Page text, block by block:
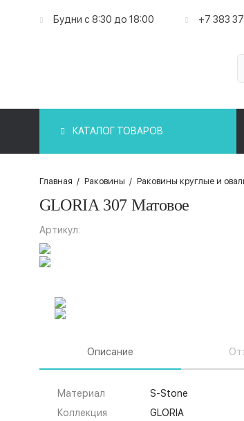
Будни с 8:30 до 18:00 +7 383
КАТАЛОГ ТОВАРОВ
Главная / Раковины / Раковины круглые и
GLORIA 307 Матовое
Артикул:
Описание
Материал
S-Stone
Коллекция
GLORIA